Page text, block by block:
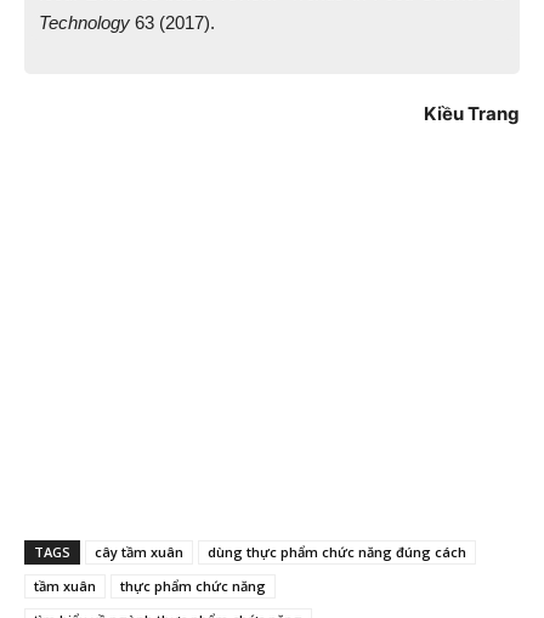
Technology 63 (2017).
Kiều Trang
TAGS cây tầm xuân
dùng thực phẩm chức năng đúng cách
tầm xuân
thực phẩm chức năng